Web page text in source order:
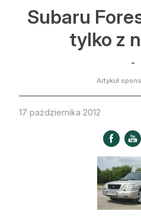
Hodowla lasu
Ochrona lasu
Nowe technologie
Kultura i historia
Strefa eksperta
Subaru
tylko z
-
Artykuł
17 października 2012